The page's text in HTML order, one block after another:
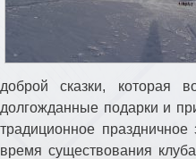
доброй сказки, которая
долгожданные подарки и
традиционное
время существования